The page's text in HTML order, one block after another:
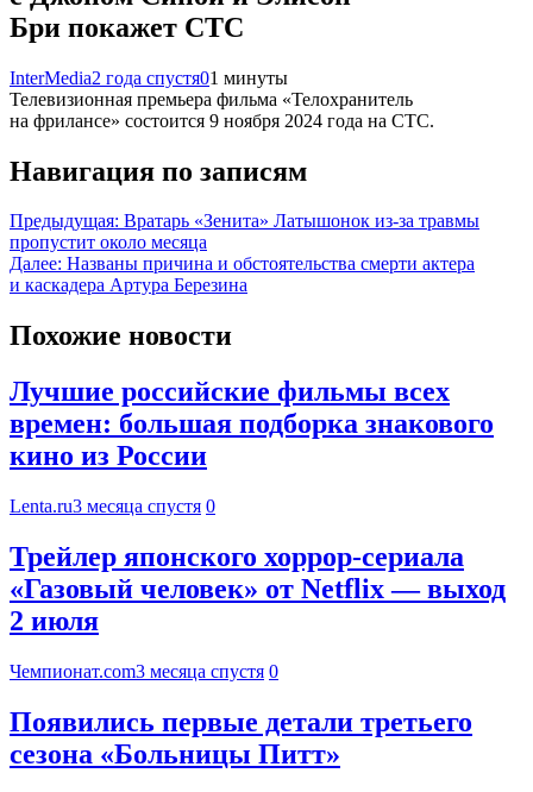
Бри покажет СТС
InterMedia2 года спустя01 минуты
Телевизионная премьера фильма «Телохранитель
на фрилансе» состоится 9 ноября 2024 года на СТС.
Навигация по записям
Предыдущая: Вратарь «Зенита» Латышонок из-за травмы
пропустит около месяца
Далее: Названы причина и обстоятельства смерти актера
и каскадера Артура Березина
Похожие новости
Лучшие российские фильмы всех
времен: большая подборка знакового
кино из России
Lenta.ru3 месяца спустя 0
Трейлер японского хоррор-сериала
«Газовый человек» от Netflix — выход
2 июля
Чемпионат.com3 месяца спустя 0
Появились первые детали третьего
сезона «Больницы Питт»